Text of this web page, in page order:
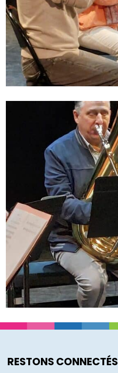
RESTONS CONNECTÉS